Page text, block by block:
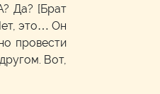
Да? [Брат
это… Он
провести
Вот,